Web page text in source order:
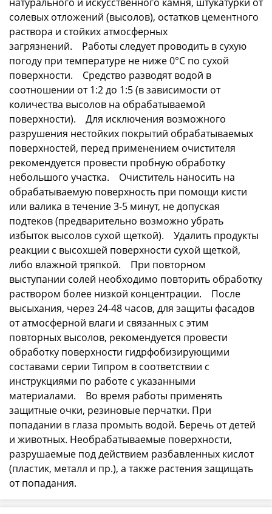
солевых отложений (высолов), остатков цементного
раствора и стойких атмосферных
загрязнений. Работы следует проводить в сухую
погоду при температуре не ниже 0°С по сухой
поверхности. Средство разводят водой в
соотношении от 1:2 до 1:5 (в зависимости от
количества высолов на обрабатываемой
поверхности). Для исключения возможного
разрушения нестойких покрытий обрабатываемых
поверхностей, перед применением очистителя
рекомендуется провести пробную обработку
небольшого участка. Очиститель наносить на
обрабатываемую поверхность при помощи кисти
или валика в течение 3-5 минут, не допуская
подтеков (предварительно возможно убрать
избыток высолов сухой щеткой). Удалить продукты
реакции с высохшей поверхности сухой щеткой,
либо влажной тряпкой. При повторном
выступании солей необходимо повторить обработку
раствором более низкой концентрации. После
высыхания, через 24-48 часов, для защиты фасадов
от атмосферной влаги и связанных с этим
повторных высолов, рекомендуется провести
обработку поверхности гидрфобизирующими
составами серии Типром в соответствии с
инструкциями по работе с указанными
материалами. Во время работы применять
защитные очки, резиновые перчатки. При
попадании в глаза промыть водой. Беречь от детей
и животных. Необрабатываемые поверхности,
разрушаемые под действием разбавленных кислот
(пластик, металл и пр.), а также растения защищать
от попадания.